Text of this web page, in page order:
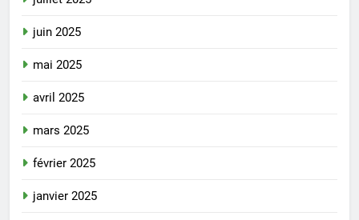
juin 2025
mai 2025
avril 2025
mars 2025
février 2025
janvier 2025